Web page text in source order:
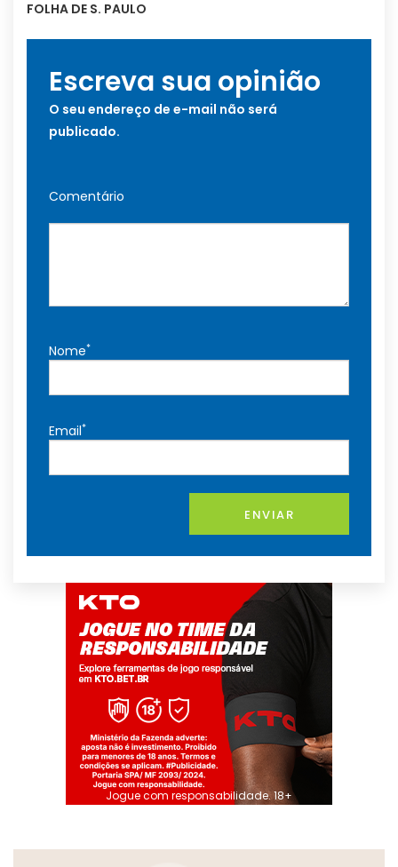
FOLHA DE S. PAULO
Escreva sua opinião
O seu endereço de e-mail não será
publicado.
Comentário
Nome*
Email*
ENVIAR
Jogue com responsabilidade. 18+